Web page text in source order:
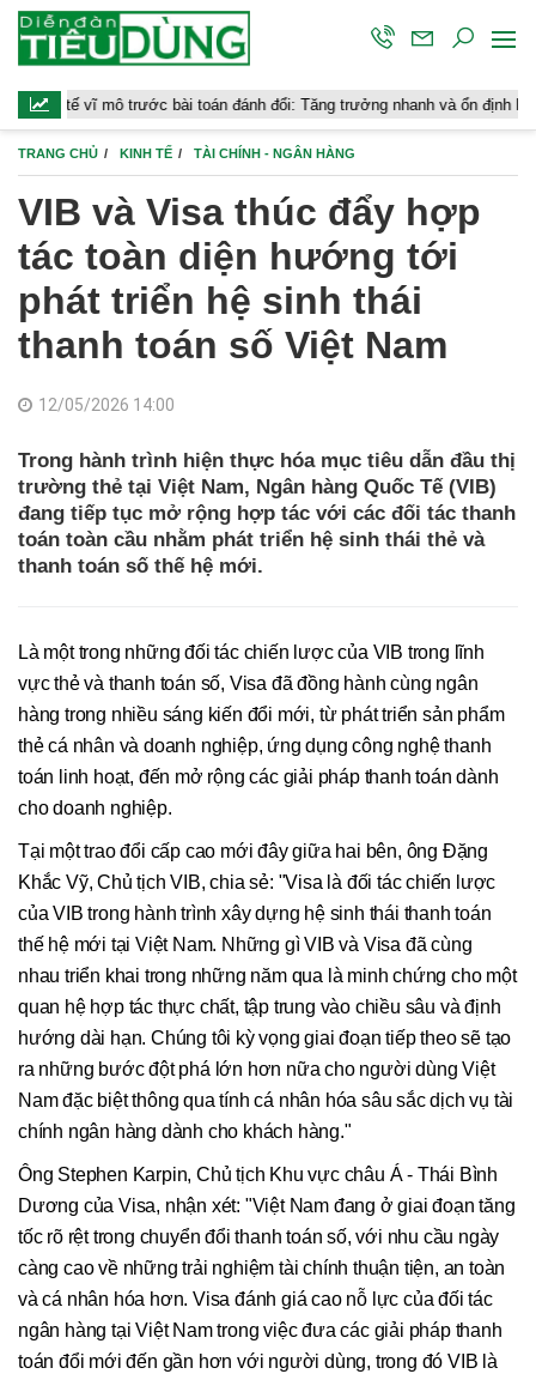
trước bài toán đánh đổi: Tăng trưởng nhanh và ổn định bền vững
TRANG CHỦ KINH TẾ TÀI CHÍNH - NGÂN HÀNG
VIB và Visa thúc đẩy hợp
tác toàn diện hướng tới
phát triển hệ sinh thái
thanh toán số Việt Nam
12/05/2026 14:00
Trong hành trình hiện thực hóa mục tiêu dẫn đầu thị
trường thẻ tại Việt Nam, Ngân hàng Quốc Tế (VIB)
đang tiếp tục mở rộng hợp tác với các đối tác thanh
toán toàn cầu nhằm phát triển hệ sinh thái thẻ và
thanh toán số thế hệ mới.
Là một trong những đối tác chiến lược của VIB trong lĩnh
vực thẻ và thanh toán số, Visa đã đồng hành cùng ngân
hàng trong nhiều sáng kiến đổi mới, từ phát triển sản phẩm
thẻ cá nhân và doanh nghiệp, ứng dụng công nghệ thanh
toán linh hoạt, đến mở rộng các giải pháp thanh toán dành
cho doanh nghiệp.
Tại một trao đổi cấp cao mới đây giữa hai bên, ông Đặng
Khắc Vỹ, Chủ tịch VIB, chia sẻ: "Visa là đối tác chiến lược
của VIB trong hành trình xây dựng hệ sinh thái thanh toán
thế hệ mới tại Việt Nam. Những gì VIB và Visa đã cùng
nhau triển khai trong những năm qua là minh chứng cho một
quan hệ hợp tác thực chất, tập trung vào chiều sâu và định
hướng dài hạn. Chúng tôi kỳ vọng giai đoạn tiếp theo sẽ tạo
ra những bước đột phá lớn hơn nữa cho người dùng Việt
Nam đặc biệt thông qua tính cá nhân hóa sâu sắc dịch vụ tài
chính ngân hàng dành cho khách hàng."
Ông Stephen Karpin, Chủ tịch Khu vực châu Á - Thái Bình
Dương của Visa, nhận xét: "Việt Nam đang ở giai đoạn tăng
tốc rõ rệt trong chuyển đổi thanh toán số, với nhu cầu ngày
càng cao về những trải nghiệm tài chính thuận tiện, an toàn
và cá nhân hóa hơn. Visa đánh giá cao nỗ lực của đối tác
ngân hàng tại Việt Nam trong việc đưa các giải pháp thanh
toán đổi mới đến gần hơn với người dùng, trong đó VIB là